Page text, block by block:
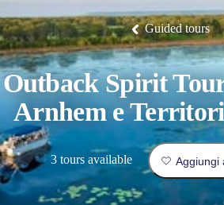
Luoghi
da
visitare
I
luoghi
più
popolari
Outback
e
Litchfield
Park
Isole
Tiwi
Arnhem
Land
orientale.
Mataranka
Il
Nitmiluk
Gorge
Karlu
Karlu/Devils
Marbles
Maguk
Tjorita
/
Parco
Nazionale
dei
West
MacDonnell
Cosa
fare
Esperienze
Tipo
di
viaggiatore
Le
fauna
tradizione
Pesca
all’insegna
del
lusso
Camping
e
glamping
Idee
di
viaggio
Pianifica
e
prenota
Informazioni
pratiche
Guided tours
Outback Spirit
Arnhem e
3 tours available Aggiungi